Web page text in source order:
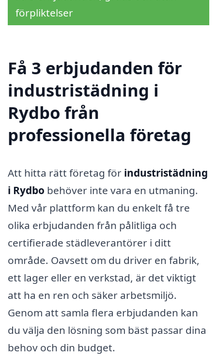
förpliktelser
Få 3 erbjudanden för
industristädning i
Rydbo från
professionella företag
Att hitta rätt företag för industristädning
i Rydbo behöver inte vara en utmaning.
Med vår plattform kan du enkelt få tre
olika erbjudanden från pålitliga och
certifierade städleverantörer i ditt
område. Oavsett om du driver en fabrik,
ett lager eller en verkstad, är det viktigt
att ha en ren och säker arbetsmiljö.
Genom att samla flera erbjudanden kan
du välja den lösning som bäst passar dina
behov och din budget.